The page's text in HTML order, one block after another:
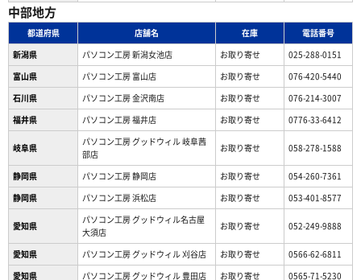
中部地方
都道府県 店舗名 在庫
電話番号
新潟県
パソコン工房 新潟女池店 お取り寄せ
025-288-0151
富山県
パソコン工房 富山店 お取り寄せ
076-420-5440
石川県
パソコン工房 金沢南店 お取り寄せ
076-214-3007
福井県
パソコン工房 福井店 お取り寄せ 0776-33-6412
岐阜県
パソコン工房 グッドウィル 岐阜茜
部店
お取り寄せ 058-278-1588
静岡県 パソコン工房 静岡店 お取り寄せ
054-260-7361
静岡県
パソコン工房 浜松店 お取り寄せ 053-401-8577
愛知県
パソコン工房 グッドウィル名古屋
大須店
お取り寄せ 052-249-9888
愛知県 パソコン工房 グッドウィル 刈谷店 お取り寄せ
0566-62-6811
愛知県
パソコン工房 グッドウィル 豊田店 お取り寄せ
0565-71-5230